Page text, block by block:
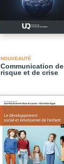
NOUVEAUTÉ
Communication de
risque et de crise